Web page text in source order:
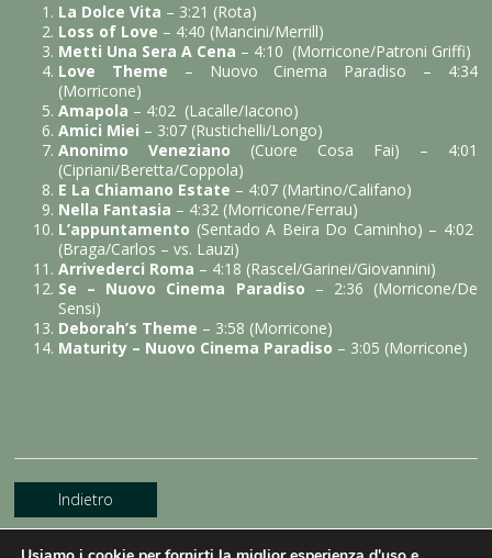
La Dolce Vita – 3:21 (Rota)
Loss of Love – 4:40 (Mancini/Merrill)
Metti Una Sera A Cena – 4:10 (Morricone/Patroni Griffi)
Love Theme – Nuovo Cinema Paradiso – 4:34
(Morricone)
Amapola – 4:02 (Lacalle/Iacono)
Amici Miei – 3:07 (Rustichelli/Longo)
Anonimo Veneziano (Cuore Cosa Fai) – 4:01
(Cipriani/Beretta/Coppola)
E La Chiamano Estate – 4:07 (Martino/Califano)
Nella Fantasia – 4:32 (Morricone/Ferrau)
L’appuntamento (Sentado A Beira Do Caminho) – 4:02
(Braga/Carlos – vs. Lauzi)
Arrivederci Roma – 4:18 (Rascel/Garinei/Giovannini)
Se – Nuovo Cinema Paradiso – 2:36 (Morricone/De
Sensi)
Deborah’s Theme – 3:58 (Morricone)
Maturity – Nuovo Cinema Paradiso – 3:05 (Morricone)
Indietro